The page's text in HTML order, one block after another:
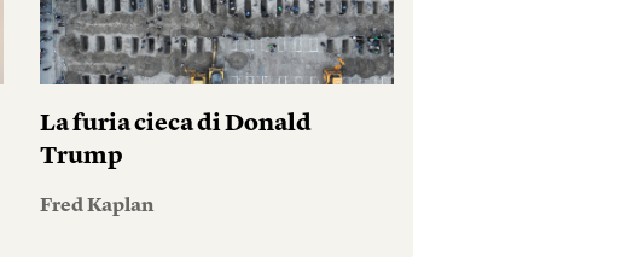
La furia cieca di Donald
Trump
Fred Kaplan